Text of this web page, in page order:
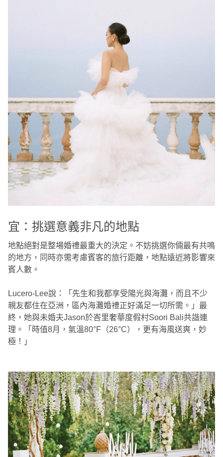
宜：挑選意義非凡的地點
地點絕對是整場婚禮最重大的決定。不妨挑選你倆最有共鳴
的地方，同時亦需考慮賓客的旅行距離，地點遠近將影響來
賓人數。
Lucero-Lee說：「先生和我都享受陽光與海灘，而且不少
親友都住在亞洲，區內海灘婚禮正好滿足一切所需。」最
終，她與未婚夫Jason於峇里奢華度假村Soori Bali共諧連
理。「時值8月，氣溫80°F（26°C），更有海風送爽，妙
極！」